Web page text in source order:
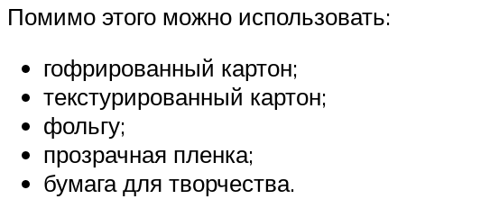
Помимо этого можно использовать:
гофрированный картон;
текстурированный картон;
фольгу;
прозрачная пленка;
бумага для творчества.